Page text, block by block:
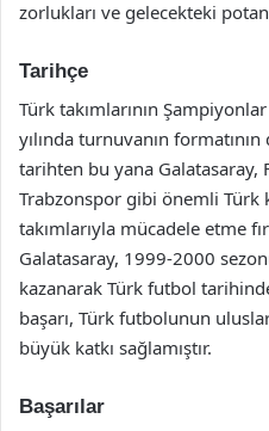
zorlukları ve gelecekteki
Tarihçe
Türk takımlarının
yılında turnuvanın
tarihten bu yana Galatasaray,
Trabzonspor gibi önemli Türk
takımlarıyla mücadele etme
Galatasaray, 1999-2000
kazanarak Türk futbol
başarı, Türk futbolunun
büyük katkı sağlamıştır.
Başarılar